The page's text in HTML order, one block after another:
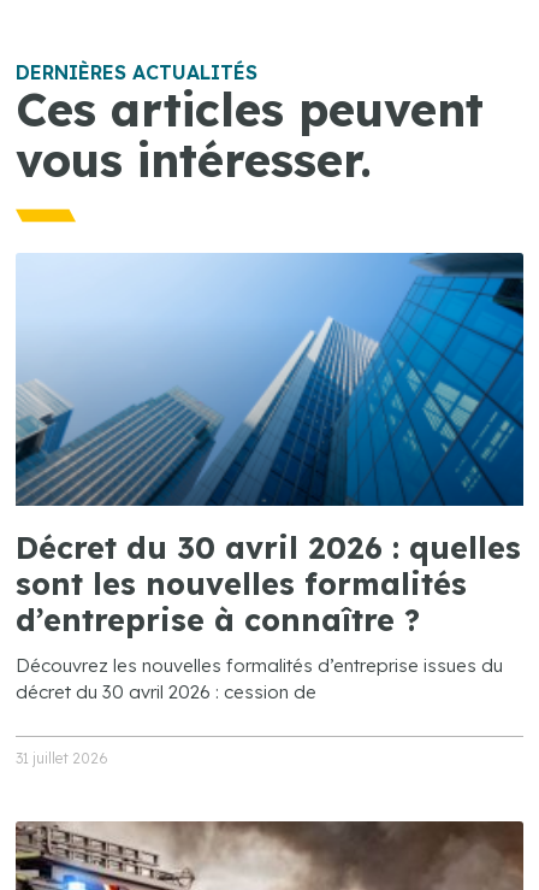
DERNIÈRES ACTUALITÉS
Ces articles peuvent
vous intéresser.
Décret du 30 avril 2026 : quelles
sont les nouvelles formalités
d’entreprise à connaître ?
Découvrez les nouvelles formalités d’entreprise issues du
décret du 30 avril 2026 : cession de
31 juillet 2026